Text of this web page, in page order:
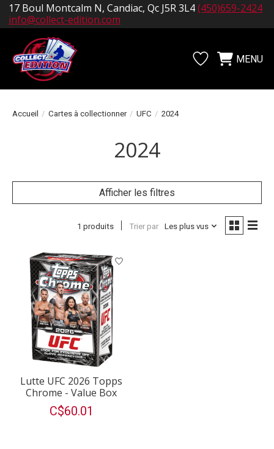
17 Boul Montcalm N, Candiac, Qc J5R 3L4(450)659-2424
info@collect-edition.com
Liste dePanier
MENU
Accueil / Cartes à collectionner / UFC / 2024
2024
Afficher les filtres
1 produits Trier par Les plus vus
Lutte UFC 2026 Topps
Chrome - Value Box
C$60.01